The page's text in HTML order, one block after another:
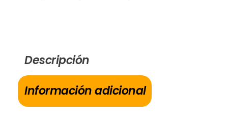
Descripción
Información adicional